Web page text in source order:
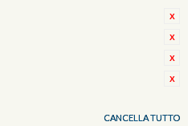
CANCELLA TUTTO